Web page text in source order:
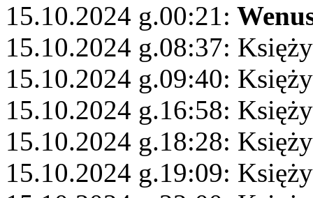
15.10.2024 g.00:21:
15.10.2024 g.08:37:
15.10.2024 g.09:40:
15.10.2024 g.16:58:
15.10.2024 g.18:28:
15.10.2024 g.19:09: